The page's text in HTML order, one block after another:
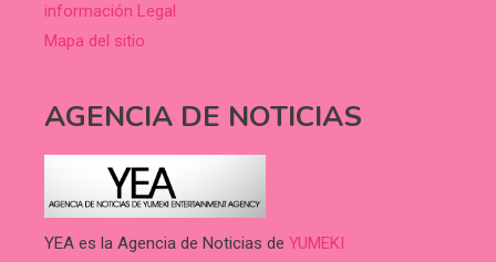
información Legal
Mapa del sitio
AGENCIA DE NOTICIAS
YEA es la Agencia de Noticias de YUMEKI